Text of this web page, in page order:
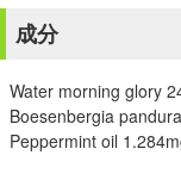
成分
Water morning glory
Boesenbergia
Peppermint oil